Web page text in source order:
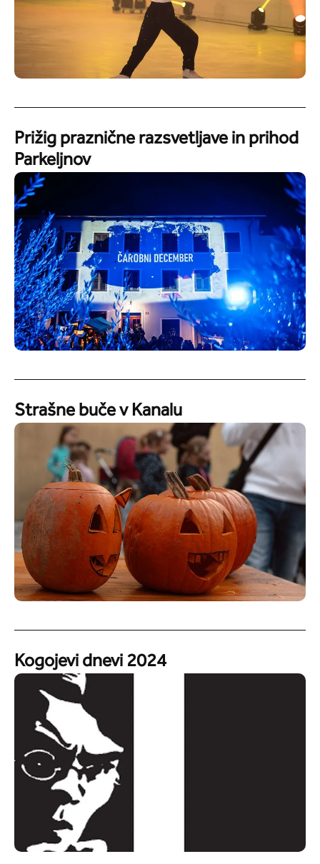
Prižig praznične razsvetljave in prihod
Parkeljnov
Strašne buče v Kanalu
Kogojevi dnevi 2024